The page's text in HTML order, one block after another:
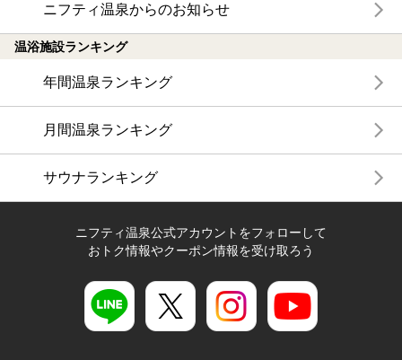
ニフティ温泉からのお知らせ
温浴施設ランキング
年間温泉ランキング
月間温泉ランキング
サウナランキング
ニフティ温泉公式アカウントをフォローして
おトク情報やクーポン情報を受け取ろう